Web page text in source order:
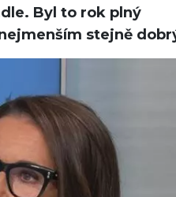
Byl to rok plný
stejně